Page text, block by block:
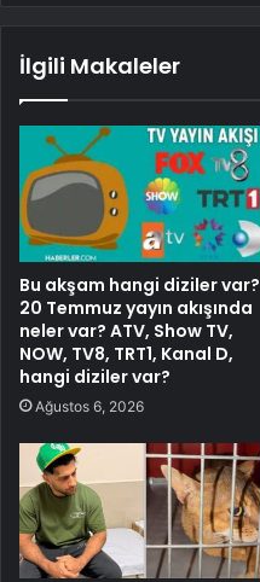
İlgili Makaleler
Bu akşam hangi diziler var?
20 Temmuz yayın akışında
neler var? ATV, Show TV,
NOW, TV8, TRT1, Kanal D,
hangi diziler var?
Ağustos 6, 2026